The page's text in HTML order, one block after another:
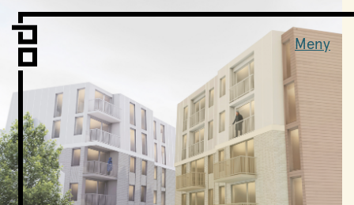
Meny
Vi er LPO
Vår organisering
Vår historie
Hva vi gjør
Prosjekter
Nyheter